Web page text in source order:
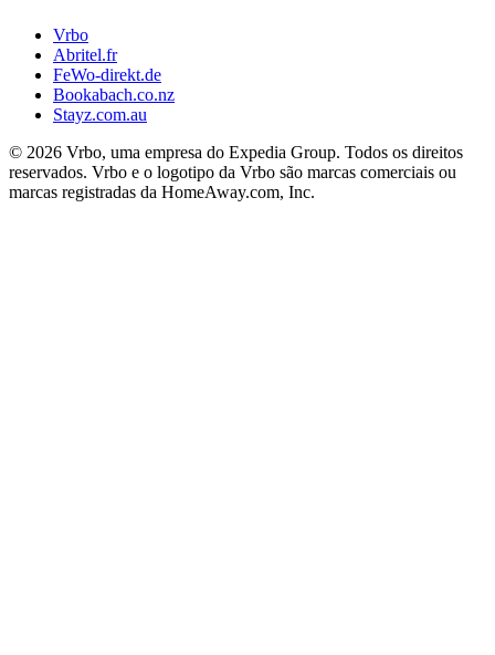
Vrbo
Abritel.fr
FeWo-direkt.de
Bookabach.co.nz
Stayz.com.au
© 2026 Vrbo, uma empresa do Expedia Group. Todos os direitos
reservados. Vrbo e o logotipo da Vrbo são marcas comerciais ou
marcas registradas da HomeAway.com, Inc.